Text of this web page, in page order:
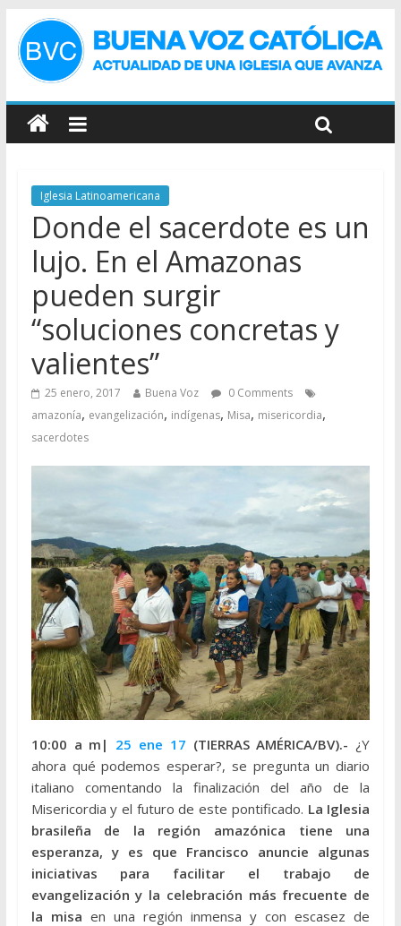
Iglesia Latinoamericana
Donde el sacerdote es un
lujo. En el Amazonas
pueden surgir
“soluciones concretas y
valientes”
25 enero, 2017 Buena Voz
0 Comments
amazonía, evangelización, indígenas, Misa, misericordia,
sacerdotes
10:00 a m| 25 ene 17 (TIERRAS AMÉRICA/BV).- ¿Y
ahora qué podemos esperar?, se pregunta un diario
italiano comentando la finalización del año de la
Misericordia y el futuro de este pontificado. La Iglesia
brasileña de la región amazónica tiene una
esperanza, y es que Francisco anuncie algunas
iniciativas para facilitar el trabajo de
evangelización y la celebración más frecuente de
la misa en una región inmensa y con escasez de